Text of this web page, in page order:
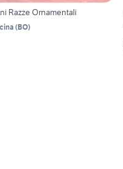
Razze Ornamentali
(BO)